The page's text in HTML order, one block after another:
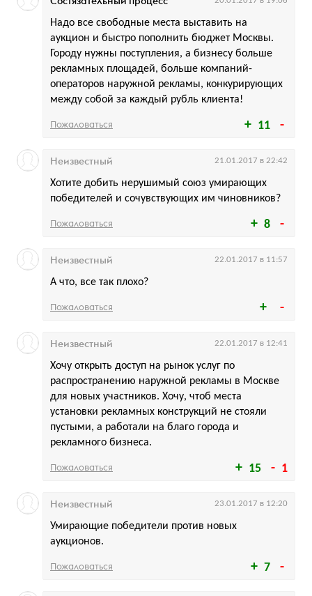
11
Надо все свободные места выставить на
аукцион и быстро пополнить бюджет Москвы.
Городу нужны поступления, а бизнесу больше
рекламных площадей, больше компаний-
операторов наружной рекламы, конкурирующих
между собой за каждый рубль клиента!
Пожаловаться
8
Хотите добить нерушимый союз умирающих
победителей и сочувствующих им чиновников?
Неизвестный 21.01.2017 в 22:42
Пожаловаться
А что, все так плохо?
Неизвестный 22.01.2017 в 11:57
Пожаловаться
15 1
Хочу открыть доступ на рынок услуг по
распространению наружной рекламы в Москве
для новых участников. Хочу, чтоб места
установки рекламных конструкций не стояли
пустыми, а работали на благо города и
рекламного бизнеса.
Неизвестный 22.01.2017 в 12:41
Пожаловаться
7
Умирающие победители против новых
аукционов.
Неизвестный 23.01.2017 в 12:20
Пожаловаться